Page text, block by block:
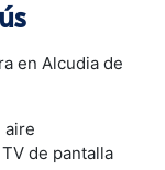
en Alcudia de
aire
de pantalla